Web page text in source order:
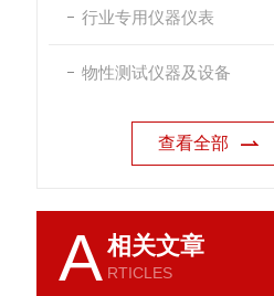
行业专用仪器仪表
物性测试仪器及设备
查看全部
A相关文章
RTICLES